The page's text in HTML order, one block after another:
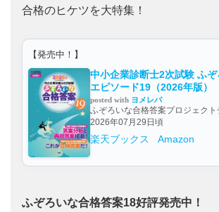
合格のヒケツを大特集！
【発売中！】
中小企業診断士2次試験 ふ
エピソード19（2026年版）
posted with ヨメレバ
ふぞろいな合格答案プロジェク
2026年07月29日頃
楽天ブックス Amazon
ふぞろいな合格答案18好評発売中！